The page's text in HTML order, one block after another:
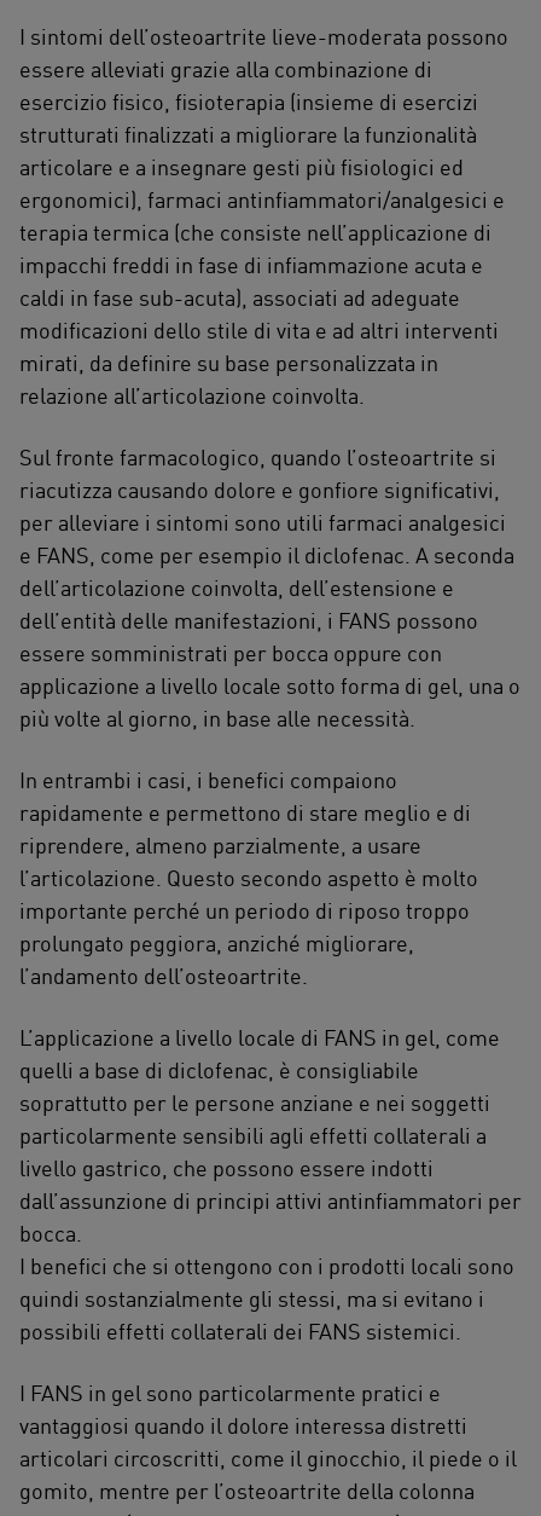
I sintomi dell’osteoartrite lieve-moderata possono
essere alleviati grazie alla combinazione di
esercizio fisico, fisioterapia (insieme di esercizi
strutturati finalizzati a migliorare la funzionalità
articolare e a insegnare gesti più fisiologici ed
ergonomici), farmaci antinfiammatori/analgesici e
terapia termica (che consiste nell’applicazione di
impacchi freddi in fase di infiammazione acuta e
caldi in fase sub-acuta), associati ad adeguate
modificazioni dello stile di vita e ad altri interventi
mirati, da definire su base personalizzata in
relazione all’articolazione coinvolta.
Sul fronte farmacologico, quando l’osteoartrite si
riacutizza causando dolore e gonfiore significativi,
per alleviare i sintomi sono utili farmaci analgesici
e FANS, come per esempio il diclofenac. A seconda
dell’articolazione coinvolta, dell’estensione e
dell’entità delle manifestazioni, i FANS possono
essere somministrati per bocca oppure con
applicazione a livello locale sotto forma di gel, una o
più volte al giorno, in base alle necessità.
In entrambi i casi, i benefici compaiono
rapidamente e permettono di stare meglio e di
riprendere, almeno parzialmente, a usare
l’articolazione. Questo secondo aspetto è molto
importante perché un periodo di riposo troppo
prolungato peggiora, anziché migliorare,
l’andamento dell’osteoartrite.
L’applicazione a livello locale di FANS in gel, come
quelli a base di diclofenac, è consigliabile
soprattutto per le persone anziane e nei soggetti
particolarmente sensibili agli effetti collaterali a
livello gastrico, che possono essere indotti
dall’assunzione di principi attivi antinfiammatori per
bocca.
I benefici che si ottengono con i prodotti locali sono
quindi sostanzialmente gli stessi, ma si evitano i
possibili effetti collaterali dei FANS sistemici.
I FANS in gel sono particolarmente pratici e
vantaggiosi quando il dolore interessa distretti
articolari circoscritti, come il ginocchio, il piede o il
gomito, mentre per l’osteoartrite della colonna